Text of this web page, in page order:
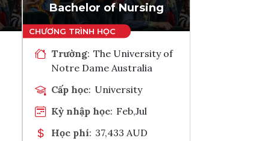
Bachelor of Nursing
Trường: The University of
Notre Dame Australia
Cấp học: University
Kỳ nhập học: Feb,Jul
Học phí: 37,433 AUD